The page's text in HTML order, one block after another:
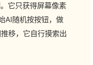
它只获得屏幕像素
AI随机按按钮，做
移，它自行摸索出